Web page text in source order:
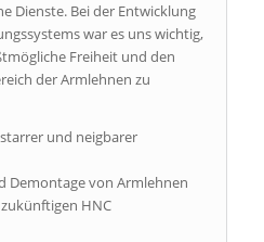
Dienste. Bei der Entwicklung
war es uns wichtig,
Freiheit und den
der Armlehnen zu
und neigbarer
Demontage von Armlehnen
HNC